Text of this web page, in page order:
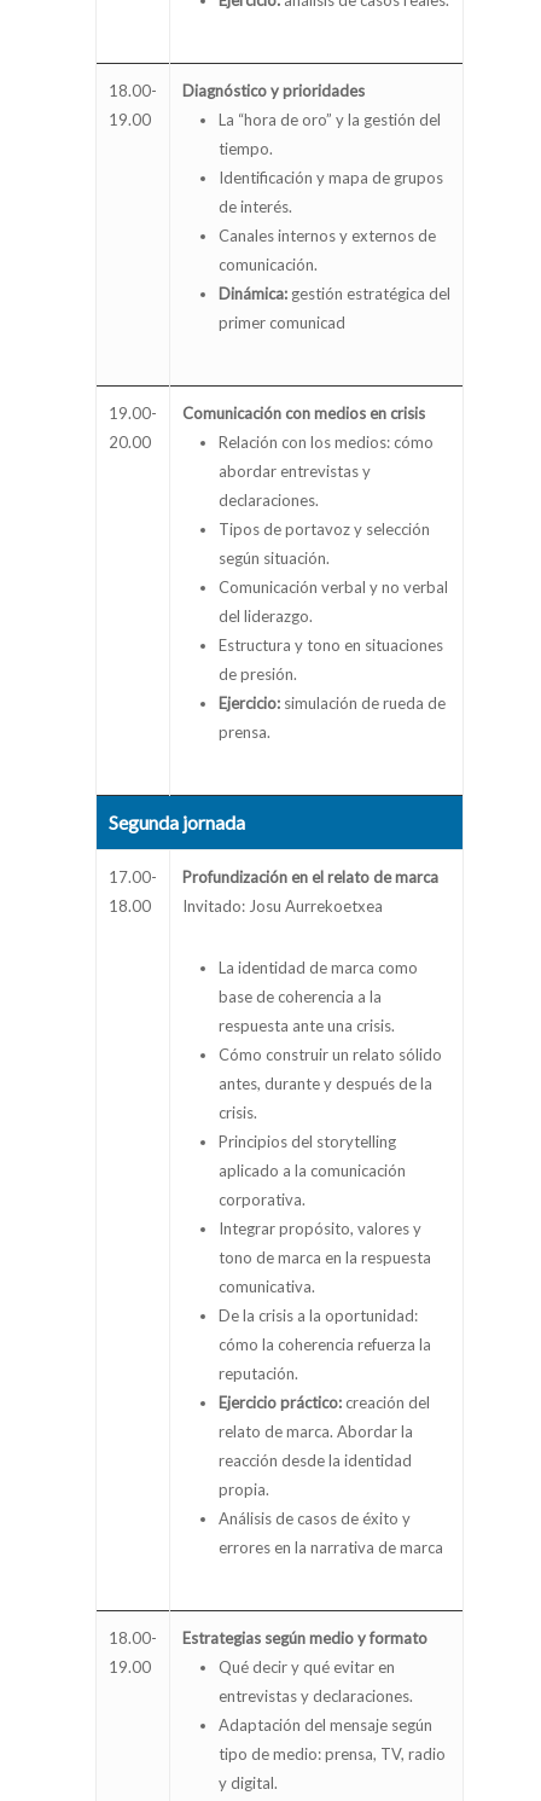
18.00-
19.00
Diagnóstico y prioridades
La “hora de oro” y la gestión del
tiempo.
Identificación y mapa de grupos
de interés.
Canales internos y externos de
comunicación.
Dinámica: gestión estratégica del
primer comunicad
19.00-
20.00
Comunicación con medios en crisis
Relación con los medios: cómo
abordar entrevistas y
declaraciones.
Tipos de portavoz y selección
según situación.
Comunicación verbal y no verbal
del liderazgo.
Estructura y tono en situaciones
de presión.
Ejercicio: simulación de rueda de
prensa.
Segunda jornada
17.00-
18.00
Profundización en el relato de marca
Invitado: Josu Aurrekoetxea
La identidad de marca como
base de coherencia a la
respuesta ante una crisis.
Cómo construir un relato sólido
antes, durante y después de la
crisis.
Principios del storytelling
aplicado a la comunicación
corporativa.
Integrar propósito, valores y
tono de marca en la respuesta
comunicativa.
De la crisis a la oportunidad:
cómo la coherencia refuerza la
reputación.
Ejercicio práctico: creación del
relato de marca. Abordar la
reacción desde la identidad
propia.
Análisis de casos de éxito y
errores en la narrativa de marca
18.00-
19.00
Estrategias según medio y formato
Qué decir y qué evitar en
entrevistas y declaraciones.
Adaptación del mensaje según
tipo de medio: prensa, TV, radio
y digital.